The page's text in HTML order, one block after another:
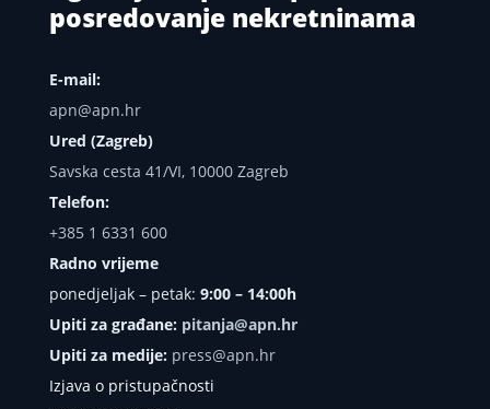
posredovanje nekretninama
E-mail:
apn@apn.hr
Ured (Zagreb)
Savska cesta 41/VI, 10000 Zagreb
Telefon:
+385 1 6331 600
Radno vrijeme
ponedjeljak – petak: 9:00 – 14:00h
Upiti za građane: pitanja@apn.hr
Upiti za medije: press@apn.hr
Izjava o pristupačnosti